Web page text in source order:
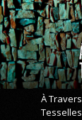
À Travers
Tesselles